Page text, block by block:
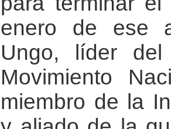
enero de ese
Ungo, líder del
Movimiento
miembro de la